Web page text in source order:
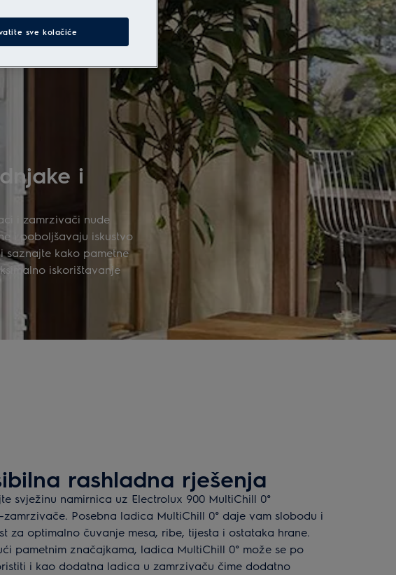
i
i zamrzivači nude
i poboljšavaju iskustvo
saznajte kako pametne
iskorištavanje
rashladna rješenja
svježinu namirnica uz Electrolux 900 MultiChill 0°
zamrzivače. Posebna ladica MultiChill 0° daje vam slobodu i
za optimalno čuvanje mesa, ribe, tijesta i ostataka hrane.
pametnim značajkama, ladica MultiChill 0° može se po
i kao dodatna ladica u zamrzivaču čime dodatno
sve kolačiće